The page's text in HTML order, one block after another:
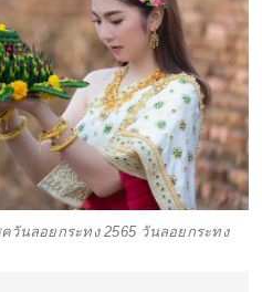
นลอยกระทง 2565 วันลอยกระทง